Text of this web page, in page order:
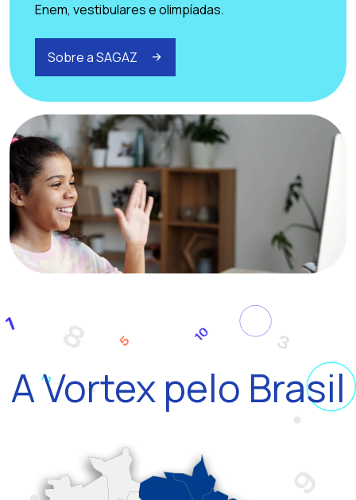
Enem, vestibulares e olimpíadas.
Sobre a SAGAZ
A Vortex pelo Brasil